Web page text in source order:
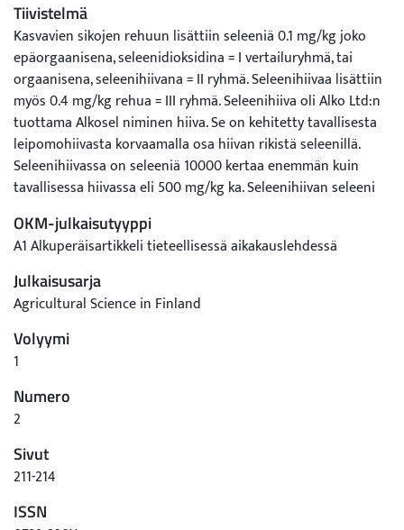
Tiivistelmä
Kasvavien sikojen rehuun lisättiin seleeniä 0.1 mg/kg joko
epäorgaanisena, seleenidioksidina = I vertailuryhmä, tai
orgaanisena, seleenihiivana = II ryhmä. Seleenihiivaa lisättiin
myös 0.4 mg/kg rehua = III ryhmä. Seleenihiiva oli Alko Ltd:n
tuottama Alkosel niminen hiiva. Se on kehitetty tavallisesta
leipomohiivasta korvaamalla osa hiivan rikistä seleenillä.
Seleenihiivassa on seleeniä 10000 kertaa enemmän kuin
tavallisessa hiivassa eli 500 mg/kg ka. Seleenihiivan seleeni
selenometioniinia. Eri määrinä tai eri lähteistä peräisin
olevalla seleenillä ei ollut vaikutusta sikojen kasvuun, rehun
hyväksikäyttöön tai teurastuloksiin. Seleenihiivalla, varsinkin
korkeammalla tasolla, sikojen seerumin ja maksan
seleenipitoisuudet olivat korkeammat kuin
seleenidioksiidilla. Seleenihiivan todettiin olevan
seleenidioksiidin kanssa samanarvoisen sikojen
OKM-julkaisutyyppi
A1 Alkuperäisartikkeli tieteellisessä aikakauslehdessä
Julkaisusarja
Agricultural Science in Finland
Volyymi
1
Numero
2
Sivut
211-214
ISSN